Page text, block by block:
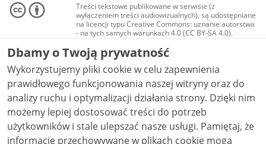
Treści tekstowe publikowane w serwisie (z
wyłączeniem treści audiowizualnych), są udostępniane
na licencji typu Creative Commons: uznanie autorstwa
- na tych samych warunkach 4.0 (CC BY-SA 4.0).
Materiały audiowizualne, w tym zdjęcia, materiały
audio i wideo, są udostępniane na licencji typu
Creative Commons: uznanie autorstwa użycie
niekomercyjne - bez utworów zależnych 4.0 (CC BY-
NC-ND 4.0), o ile nie jest to stwierdzone inaczej.
Dbamy o Twoją prywatność
Wykorzystujemy pliki cookie w celu zapewnienia
prawidłowego funkcjonowania naszej witryny oraz do
analizy ruchu i optymalizacji działania strony. Dzięki nim
możemy lepiej dostosować treści do potrzeb
użytkowników i stale ulepszać nasze usługi. Pamiętaj, że
informacje przechowywane w plikach cookie mogą